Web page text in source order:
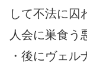
して不法に囚
人会に巣食う
・後にヴェ